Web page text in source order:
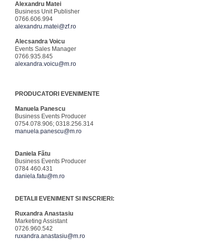
Alexandru Matei
Business Unit Publisher
0766.606.994
alexandru.matei@zf.ro
Alecsandra Voicu
Events Sales Manager
0766.935.845
alexandra.voicu@m.ro
PRODUCATORI EVENIMENTE
Manuela Panescu
Business Events Producer
0754.078.906; 0318.256.314
manuela.panescu@m.ro
Daniela Fătu
Business Events Producer
0784 460.431
daniela.fatu@m.ro
DETALII EVENIMENT SI INSCRIERI:
Ruxandra Anastasiu
Marketing Assistant
0726.960.542
ruxandra.anastasiu@m.ro